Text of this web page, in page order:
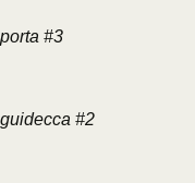
porta #3
guidecca #2